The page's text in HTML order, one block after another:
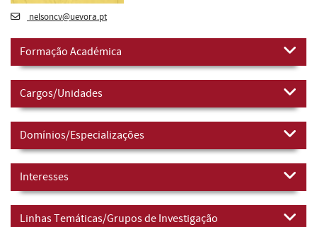
nelsoncv@uevora.pt
Formação Académica
Cargos/Unidades
Domínios/Especializações
Interesses
Linhas Temáticas/Grupos de Investigação